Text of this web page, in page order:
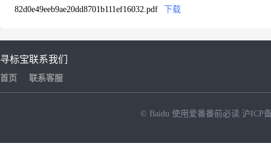
82d0e49eeb9ae20dd8701b111ef16032.pdf
下载
寻标宝
首页
联系我们
联系客服
© Baidu 使用爱番番前必读 沪ICP